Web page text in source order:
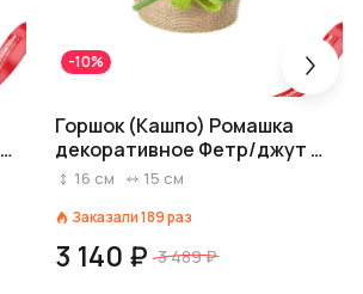
-10%
Горшок (Кашпо) Ромашка
декоративное Фетр/джут D
15 см H 16 см Розовый
16 см 15 см
Заказали189раз
3 140 ₽ 3 489 ₽